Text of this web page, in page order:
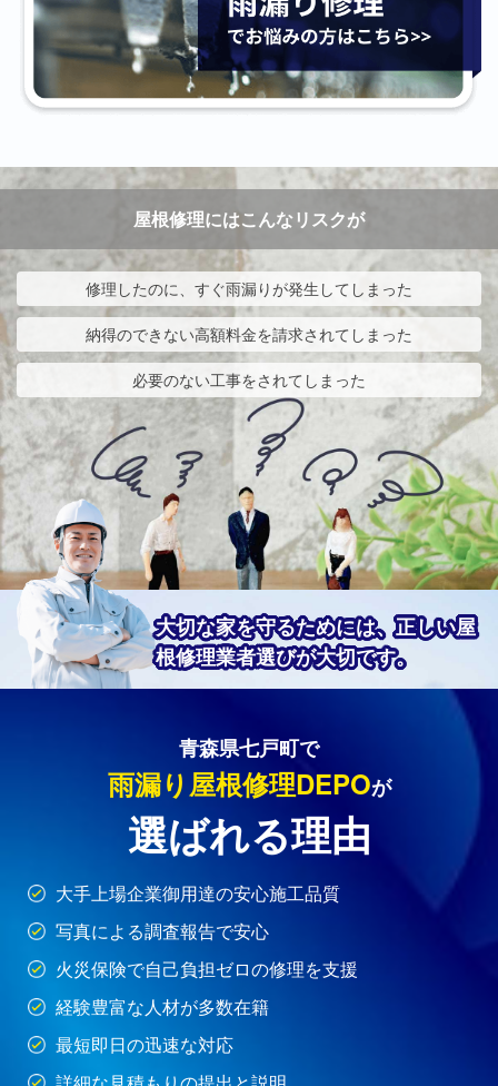
屋根修理にはこんなリスクが
修理したのに、すぐ雨漏りが発生してしまった
納得のできない高額料金を請求されてしまった
必要のない工事をされてしまった
大切な家を守るためには、正しい屋
根修理業者選びが大切です。
青森県七戸町で
雨漏り屋根修理DEPOが
選ばれる理由
大手上場企業御用達の安心施工品質
写真による調査報告で安心
火災保険で自己負担ゼロの修理を支援
経験豊富な人材が多数在籍
最短即日の迅速な対応